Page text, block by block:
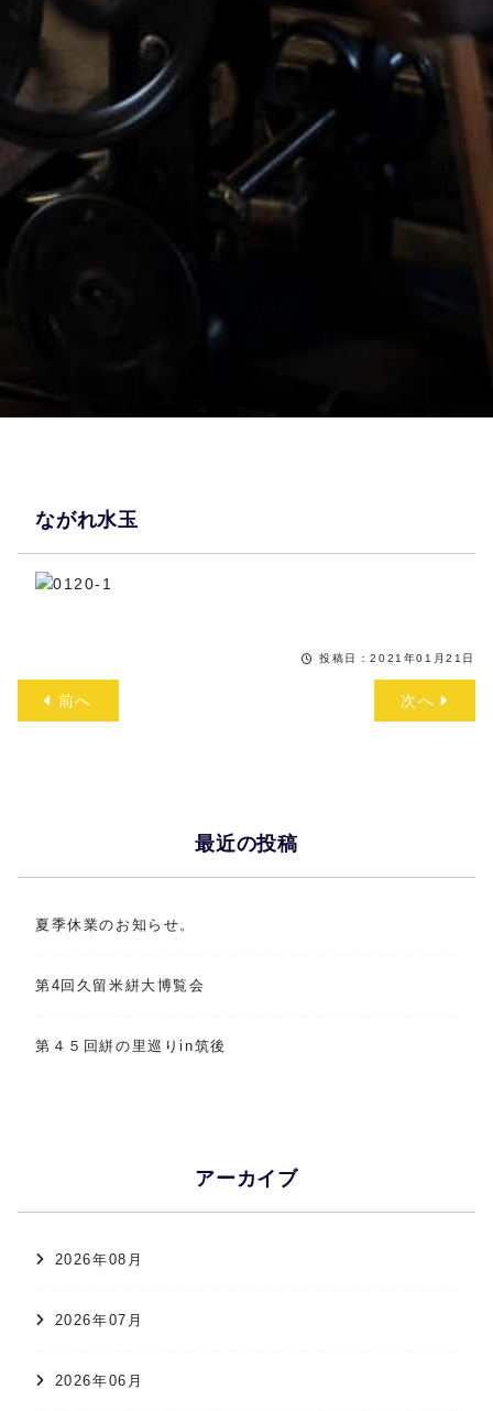
ながれ水玉
投稿日：2021年01月21日
前へ 次へ
最近の投稿
夏季休業のお知らせ。
第4回久留米絣大博覧会
第４５回絣の里巡りin筑後
アーカイブ
2026年08月
2026年07月
2026年06月